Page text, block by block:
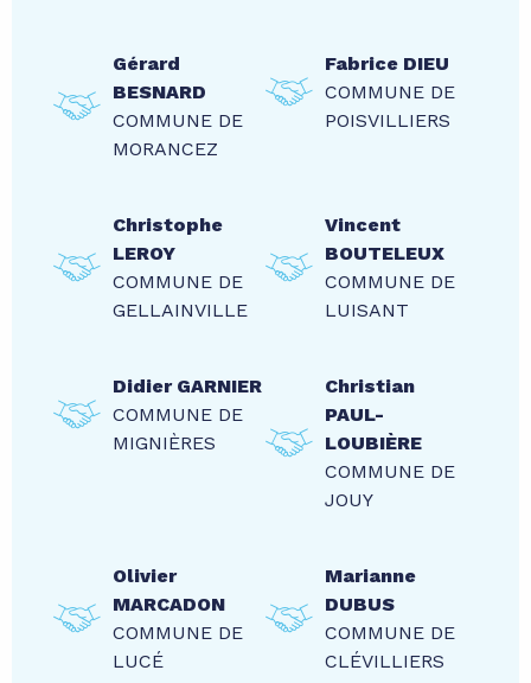
Gérard
BESNARD
COMMUNE DE
MORANCEZ
Fabrice DIEU
COMMUNE DE
POISVILLIERS
Christophe
LEROY
COMMUNE DE
GELLAINVILLE
Vincent
BOUTELEUX
COMMUNE DE
LUISANT
Didier GARNIER
COMMUNE DE
MIGNIÈRES
Christian
PAUL-
LOUBIÈRE
COMMUNE DE
JOUY
Olivier
MARCADON
COMMUNE DE
LUCÉ
Marianne
DUBUS
COMMUNE DE
CLÉVILLIERS